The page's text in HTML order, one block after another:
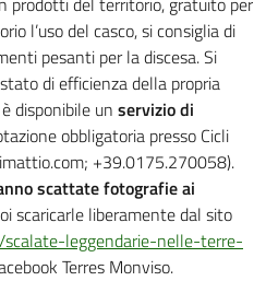
l’uso del casco, si consiglia di
pesanti per la discesa. Si
di efficienza della propria
disponibile un servizio di
obbligatoria presso Cicli
+39.0175.270058).
scattate fotografie ai
scaricarle liberamente dal sito
leggendarie-nelle-terre-
Terres Monviso.